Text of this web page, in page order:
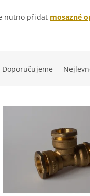
nutno přidat mosazné
Doporučujeme